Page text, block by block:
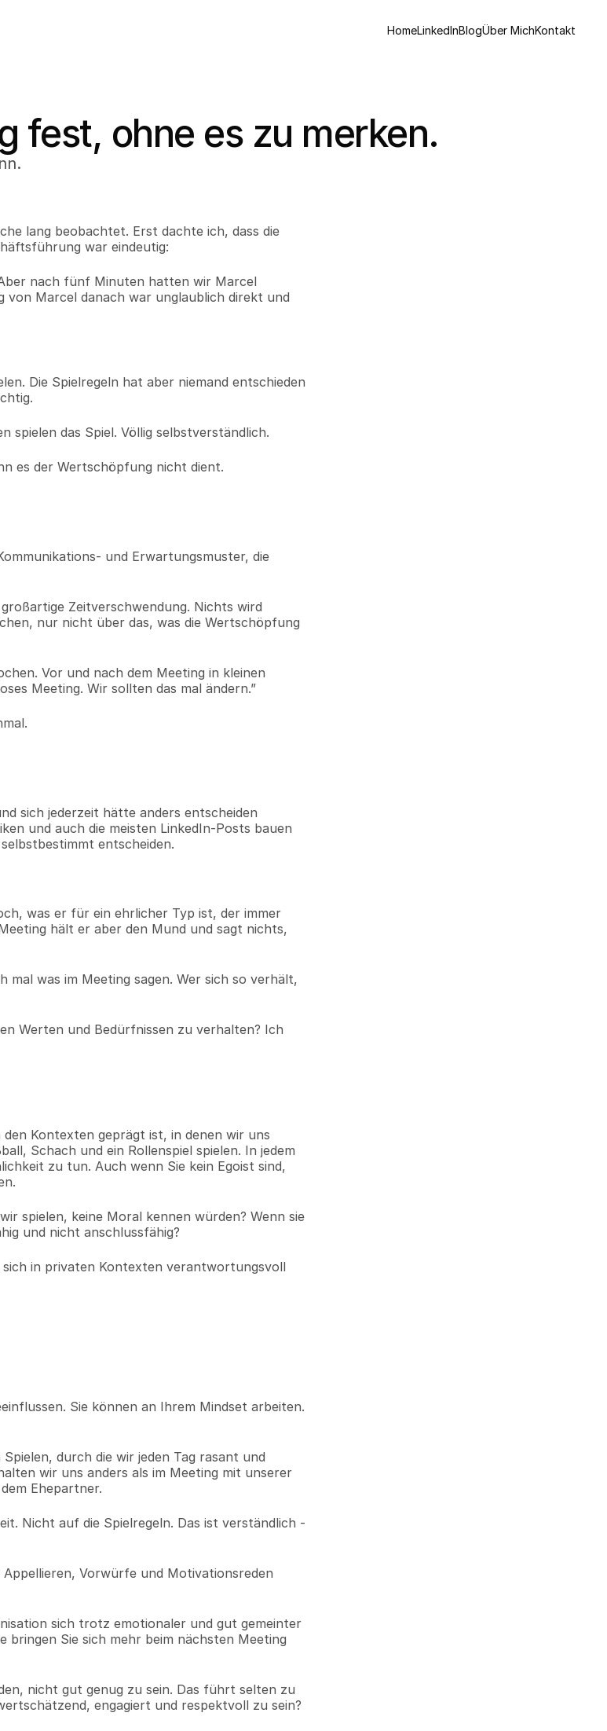
HomeLinkedInBlogÜber MichKontakt
fest, ohne es zu merken.
lang beobachtet. Erst dachte ich, dass die
war eindeutig:
nach fünf Minuten hatten wir Marcel
von Marcel danach war unglaublich direkt und
Die Spielregeln hat aber niemand entschieden
spielen das Spiel. Völlig selbstverständlich.
es der Wertschöpfung nicht dient.
und Erwartungsmuster, die
Zeitverschwendung. Nichts wird
nur nicht über das, was die Wertschöpfung
Vor und nach dem Meeting in kleinen
Meeting. Wir sollten das mal ändern.”
sich jederzeit hätte anders entscheiden
und auch die meisten LinkedIn-Posts bauen
entscheiden.
was er für ein ehrlicher Typ ist, der immer
hält er aber den Mund und sagt nichts,
mal was im Meeting sagen. Wer sich so verhält,
Werten und Bedürfnissen zu verhalten? Ich
Kontexten geprägt ist, in denen wir uns
Schach und ein Rollenspiel spielen. In jedem
zu tun. Auch wenn Sie kein Egoist sind,
spielen, keine Moral kennen würden? Wenn sie
und nicht anschlussfähig?
in privaten Kontexten verantwortungsvoll
Sie können an Ihrem Mindset arbeiten.
durch die wir jeden Tag rasant und
wir uns anders als im Meeting mit unserer
Ehepartner.
Nicht auf die Spielregeln. Das ist verständlich -
Vorwürfe und Motivationsreden
sich trotz emotionaler und gut gemeinter
bringen Sie sich mehr beim nächsten Meeting
nicht gut genug zu sein. Das führt selten zu
engagiert und respektvoll zu sein?